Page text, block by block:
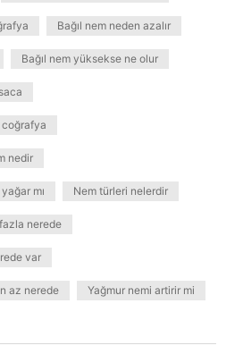
Bağıl nem neden azalır
Bağıl nem yüksekse ne olur
coğrafya
nedir
mı Nem türleri nelerdir
nerede
var
az nerede Yağmur nemi artirir mi